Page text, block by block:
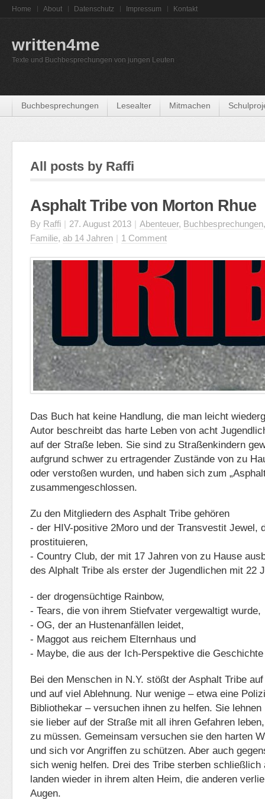
Home About Datenschutz Impressum Kontakt
written4me
Texte und Buchbesprechungen von jungen Leuten
Buchbesprechungen Lesealter Mitmachen
All posts by Raffi
Asphalt Tribe von Morton Rhue
By Raffi | 27. August 2013 | Abenteuer, Buchbesprechungen
Familie, ab 14 Jahren | 1 Comment
Das Buch hat keine Handlung, die man leicht
Autor beschreibt das harte Leben von acht
auf der Straße leben. Sie sind zu Straßenkindern
aufgrund schwer zu ertragender Zustände von zu
oder verstoßen wurden, und haben sich zum
zusammengeschlossen.
Zu den Mitgliedern des Asphalt Tribe gehören
- der HIV-positive 2Moro und der Transvestit Jewel,
prostituieren,
- Country Club, der mit 17 Jahren von zu Hause
des Alphalt Tribe als erster der Jugendlichen mit 22
- der drogensüchtige Rainbow,
- Tears, die von ihrem Stiefvater vergewaltigt wurde,
- OG, der an Hustenanfällen leidet,
- Maggot aus reichem Elternhaus und
- Maybe, die aus der Ich-Perspektive die
Bei den Menschen in N.Y. stößt der Asphalt Tribe
und auf viel Ablehnung. Nur wenige – etwa eine
Bibliothekar – versuchen ihnen zu helfen. Sie
sie lieber auf der Straße mit all ihren Gefahren
zu müssen. Gemeinsam versuchen sie den harten
und sich vor Angriffen zu schützen. Aber auch
sich wenig helfen. Drei des Tribe sterben schließlich
landen wieder in ihrem alten Heim, die anderen
Augen.